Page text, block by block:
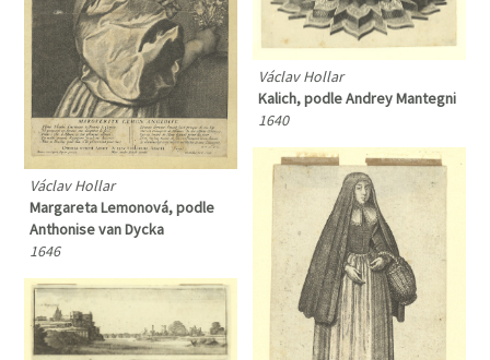
Václav Hollar
Kalich, podle Andrey Mantegni
1640
Václav Hollar
Margareta Lemonová, podle
Anthonise van Dycka
1646